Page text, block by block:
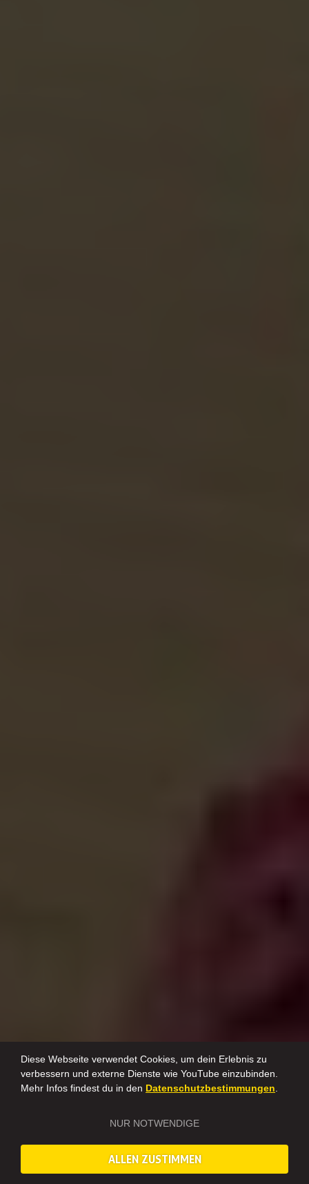
Diese Webseite verwendet Cookies, um dein Erlebnis zu
verbessern und externe Dienste wie YouTube einzubinden.
Mehr Infos findest du in den Datenschutzbestimmungen.
NUR NOTWENDIGE
ALLEN ZUSTIMMEN